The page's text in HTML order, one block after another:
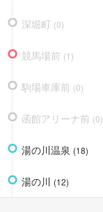
深堀町 (0)
競馬場前 (1 )
駒場車庫前 (0)
函館アリーナ前 (0)
湯の川温泉 (18)
湯の川 (12)